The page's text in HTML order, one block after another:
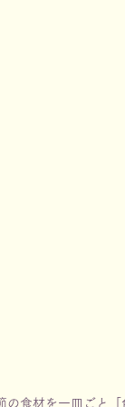
の食材を一皿ごと